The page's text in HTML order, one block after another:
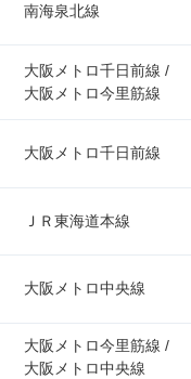
南海泉北線
大阪メトロ千日前線 /
大阪メトロ今里筋線
大阪メトロ千日前線
ＪＲ東海道本線
大阪メトロ中央線
大阪メトロ今里筋線 /
大阪メトロ中央線